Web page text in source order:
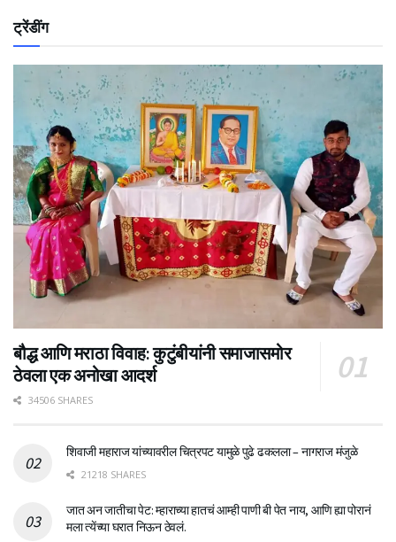
ट्रेंडींग
बौद्ध आणि मराठा विवाह: कुटुंबीयांनी समाजासमोर
ठेवला एक अनोखा आदर्श
34506 SHARES
शिवाजी महाराज यांच्यावरील चित्रपट यामुळे पुढे ढकलला – नागराज मंजुळे
21218 SHARES
जात अन जातीचा पेट: म्हाराच्या हातचं आम्ही पाणी बी पेत नाय, आणि ह्या पोरानं
मला त्येंच्या घरात निऊन ठेवलं.